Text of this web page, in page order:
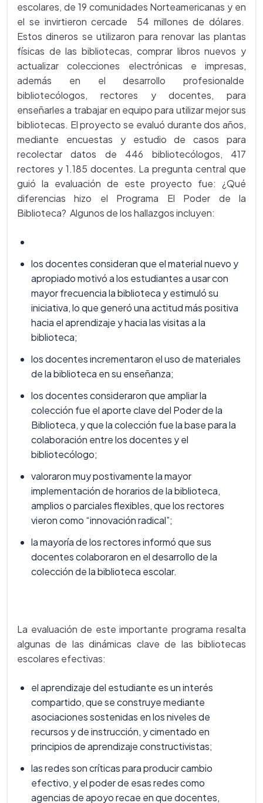
escolares, de 19 comunidades Norteamericanas y en
el se invirtieron cercade 54 millones de dólares.
Estos dineros se utilizaron para renovar las plantas
físicas de las bibliotecas, comprar libros nuevos y
actualizar colecciones electrónicas e impresas,
además en el desarrollo profesionalde
bibliotecólogos, rectores y docentes, para
enseñarles a trabajar en equipo para utilizar mejor sus
bibliotecas. El proyecto se evaluó durante dos años,
mediante encuestas y estudio de casos para
recolectar datos de 446 bibliotecólogos, 417
rectores y 1.185 docentes. La pregunta central que
guió la evaluación de este proyecto fue: ¿Qué
diferencias hizo el Programa El Poder de la
Biblioteca? Algunos de los hallazgos incluyen:
los docentes consideran que el material nuevo y
apropiado motivó a los estudiantes a usar con
mayor frecuencia la biblioteca y estimuló su
iniciativa, lo que generó una actitud más positiva
hacia el aprendizaje y hacia las visitas a la
biblioteca;
los docentes incrementaron el uso de materiales
de la biblioteca en su enseñanza;
los docentes consideraron que ampliar la
colección fue el aporte clave del Poder de la
Biblioteca, y que la colección fue la base para la
colaboración entre los docentes y el
bibliotecólogo;
valoraron muy postivamente la mayor
implementación de horarios de la biblioteca,
amplios o parciales flexibles, que los rectores
vieron como “innovación radical”;
la mayoría de los rectores informó que sus
docentes colaboraron en el desarrollo de la
colección de la biblioteca escolar.
La evaluación de este importante programa resalta
algunas de las dinámicas clave de las bibliotecas
escolares efectivas:
el aprendizaje del estudiante es un interés
compartido, que se construye mediante
asociaciones sostenidas en los niveles de
recursos y de instrucción, y cimentado en
principios de aprendizaje constructivistas;
las redes son críticas para producir cambio
efectivo, y el poder de esas redes como
agencias de apoyo recae en que docentes,